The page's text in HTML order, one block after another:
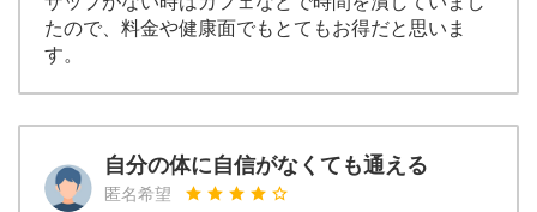
たので、料金や健康面でもとてもお得だと思いま
す。
自分の体に自信がなくても通える
匿名希望